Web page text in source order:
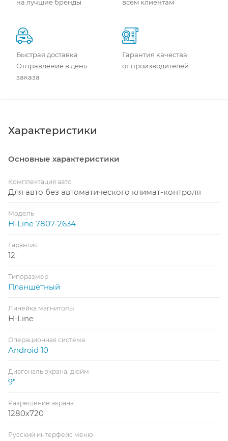
на лучшие бренды
всем клиентам
Быстрая доставка
Отправление в день
заказа
Гарантия качества
от производителей
Характеристики
Основные характеристики
Комплектация авто
Для авто без автоматического климат-контроля
Модель
H-Line 7807-2634
Гарантия
12
Типоразмер
Планшетный
Линейка магнитолы
H-Line
Операционная система
Android 10
Диагональ экрана, дюйм
9"
Разрешение экрана
1280x720
Русский интерфейс меню